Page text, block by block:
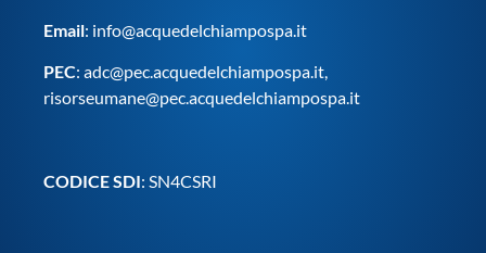
Email: info@acquedelchiampospa.it
PEC: adc@pec.acquedelchiampospa.it,
risorseumane@pec.acquedelchiampospa.it
CODICE SDI: SN4CSRI